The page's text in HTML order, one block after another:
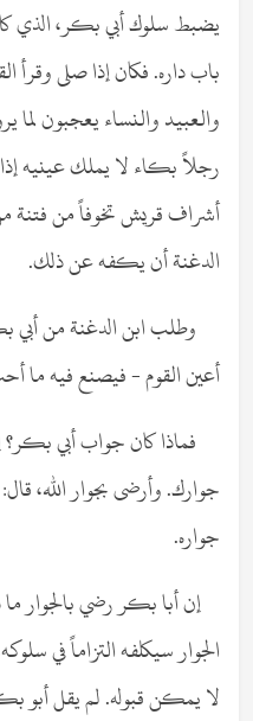
يضبط سلوك أبي بكر، الذي
باب داره. فكان إذا صلى وقرأ
والعبيد والنساء يعجبون
رجلاً بكاء لا يملك عينيه
أشراف قريش تخوفاً من فتنة
الدغنة أن يكفه عن ذلك.
وطلب ابن الدغنة من
أعين القوم - فيصنع فيه ما
فماذا كان جواب أبي بكر؟
جوارك. وأرضى بجوار الله،
جواره.
إن أبا بكر رضي بالجوار
الجوار سيكلفه التزاماً في
لا يمكن قبوله. لم يقل أبو